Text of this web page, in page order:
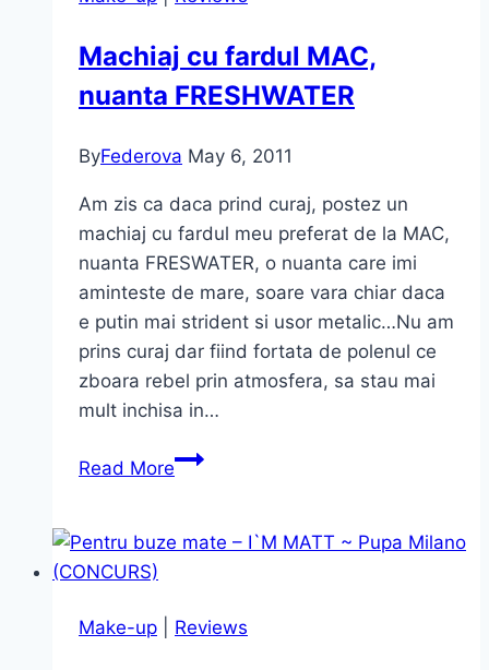
Machiaj cu fardul MAC,
nuanta FRESHWATER
ByFederova May 6, 2011
Am zis ca daca prind curaj, postez un
machiaj cu fardul meu preferat de la MAC,
nuanta FRESWATER, o nuanta care imi
aminteste de mare, soare vara chiar daca
e putin mai strident si usor metalic…Nu am
prins curaj dar fiind fortata de polenul ce
zboara rebel prin atmosfera, sa stau mai
mult inchisa in…
Read MoreMachiaj
MAC,
Make-up
Reviews